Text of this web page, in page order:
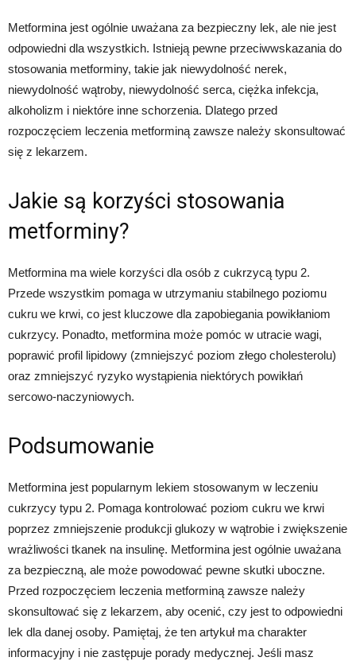
Metformina jest ogólnie uważana za bezpieczny lek, ale nie jest
odpowiedni dla wszystkich. Istnieją pewne przeciwwskazania do
stosowania metforminy, takie jak niewydolność nerek,
niewydolność wątroby, niewydolność serca, ciężka infekcja,
alkoholizm i niektóre inne schorzenia. Dlatego przed
rozpoczęciem leczenia metforminą zawsze należy skonsultować
się z lekarzem.
Jakie są korzyści stosowania
metforminy?
Metformina ma wiele korzyści dla osób z cukrzycą typu 2.
Przede wszystkim pomaga w utrzymaniu stabilnego poziomu
cukru we krwi, co jest kluczowe dla zapobiegania powikłaniom
cukrzycy. Ponadto, metformina może pomóc w utracie wagi,
poprawić profil lipidowy (zmniejszyć poziom złego cholesterolu)
oraz zmniejszyć ryzyko wystąpienia niektórych powikłań
sercowo-naczyniowych.
Podsumowanie
Metformina jest popularnym lekiem stosowanym w leczeniu
cukrzycy typu 2. Pomaga kontrolować poziom cukru we krwi
poprzez zmniejszenie produkcji glukozy w wątrobie i zwiększenie
wrażliwości tkanek na insulinę. Metformina jest ogólnie uważana
za bezpieczną, ale może powodować pewne skutki uboczne.
Przed rozpoczęciem leczenia metforminą zawsze należy
skonsultować się z lekarzem, aby ocenić, czy jest to odpowiedni
lek dla danej osoby. Pamiętaj, że ten artykuł ma charakter
informacyjny i nie zastępuje porady medycznej. Jeśli masz